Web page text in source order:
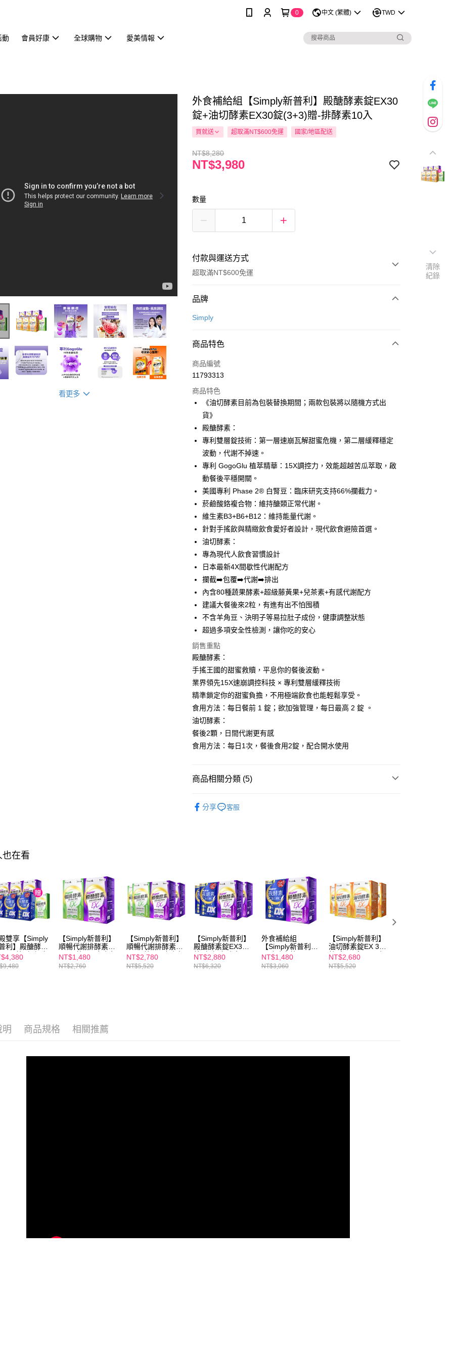
0 中文 (繁體) TWD
動 會員好康 全球購物 愛美情報
看更多
外食補給組【Simply新普利】殿醣酵素錠EX30
錠+油切酵素EX30錠(3+3)贈-排酵素10入
買就送 超取滿NT$600免運 國家/地區配送
NT$8,280
NT$3,980
數量
付款與運送方式
超取滿NT$600免運
付款方式
信用卡一次付款
Apple Pay
街口支付
悠遊付
Google Pay
全盈+PAY
AFTEE先享後付
相關說明
【關於「AFTEE先享後付」】
便利好安心！
１．簡單：不需註冊會員、不需綁卡、不需儲值。
２．便利：只要手機號碼，簡訊認證，即可結帳。
３．安心：先確認商品／服務後，再付款。
【「AFTEE先享後付」結帳流程】
付」結帳頁面，進行簡訊認證並確認金額後，即可完成結帳。
２．訂單成立數日內，您將收到繳費通知簡訊。
３．收到繳費通知簡訊後14天內，點擊此簡訊中的連結，可透過四大超商
／ATM／網路銀行／等多元方式進行付款，方視為交易完成。
※ 請注意：結帳手續完成當下不需立刻繳費，但若您需要取消訂單，請聯
絡購買商品的店家。未經商家同意取消之訂單仍視為有效，需透過AFTEE
先享後付繳納相關費用。
※ 交易是否成功請以「AFTEE先享後付 」之結帳頁面顯示為準，若有關於
是否繳費成功／繳費後需取消欲退款等相關疑問，請聯繫「AFTEE先享後
付客戶支援中心」
【注意事項】
１．透過由恩沛科技股份有限公司提供之「AFTEE先享後付」服務完成之
交易，需依本服務之必要範圍內提供個人資料，並將交易相關給付款項請
求債權轉讓予恩沛科技股份有限公司。
２．關於個人資料處理事宜，請瀏覽以下網址：
https://aftee.tw/terms/#terms3
３．未成年的使用者請事先徵得法定代理人或監護人之同意方可使用
「AFTEE先享後付」，若未經同意申辦者引起之損失，本公司不負相關責
任。
５．嚴禁一人註冊多個帳號或使用他人資訊註冊。若發現惡意使用之情
ATM付款
運送方式
全家付款取貨
付款後全家取貨
每筆NT$100，滿NT$600(含以上)免運費
萊爾富取貨付款
每筆NT$100，滿NT$600(含以上)免運費
付款後萊爾富取貨
每筆NT$100，滿NT$600(含以上)免運費
每筆NT$100，滿NT$600(含以上)免運費
付款後7-11取貨
每筆NT$100，滿NT$600(含以上)免運費
宅配
離島配送
海外配送
品牌
Simply
商品特色
商品編號
11793313
商品特色
《油切酵素目前為包裝替換期間；兩款包裝將以隨機方式出
貨》
殿醣酵素：
專利雙層錠技術：第一層速崩瓦解甜蜜危機，第二層緩釋穩定
波動，代謝不掉速。
專利 GogoGlu 植萃精華：15X調控力，效能超越苦瓜萃取，啟
動餐後平穩開關。
美國專利 Phase 2® 白腎豆：臨床研究支持66%攔截力。
菸鹼酸鉻複合物：維持醣類正常代謝。
維生素B3+B6+B12：維持能量代謝。
針對手搖飲與精緻飲食愛好者設計，現代飲食避險首選。
油切酵素：
專為現代人飲食習慣設計
日本最新4X間歇性代謝配方
攔截➡️包覆➡️代謝➡️排出
內含80種蔬果酵素+超級藤黃果+兒茶素+有感代謝配方
建議大餐後來2粒，有進有出不怕囤積
不含羊角豆、決明子等易拉肚子成份，健康調整狀態
超過多項安全性檢測，讓你吃的安心
銷售重點
殿醣酵素：
手搖王國的甜蜜救贖，平息你的餐後波動。
業界領先15X速崩調控科技 × 專利雙層緩釋技術
精準鎖定你的甜蜜負擔，不用極端飲食也能輕鬆享受。
食用方法：每日餐前 1 錠；欲加強管理，每日最高 2 錠 。
油切酵素：
餐後2顆，日間代謝更有感
食用方法：每日1次，餐後食用2錠，配合開水使用
商品相關分類 (5)
分享 客服
也在看
雙享【Simply
利】殿醣酵素
錠+超級夜
DX30錠(3+3)
酵素10入
【Simply新普利】
順暢代謝排酵素錠
EX30錠+殿醣酵素
錠EX30錠(1+1)
NT$1,480
NT$2,760
【Simply新普利】
順暢代謝排酵素錠
EX30錠+殿醣酵素
錠EX30錠(2+2)
NT$2,780
NT$5,520
【Simply新普利】
殿醣酵素錠EX30
錠+超級夜酵素
DX30錠(2+2)
NT$2,880
NT$6,320
外食補給組
【Simply新普利】
殿醣酵素錠EX30
錠+超級夜酵素
DX30錠(1+1)
NT$1,480
NT$3,060
【Simply新普利】
油切酵素錠EX 30
錠/盒(x4盒) (日酵
素油切)
NT$2,680
NT$5,520
明 商品規格 相關推薦
清除
紀錄